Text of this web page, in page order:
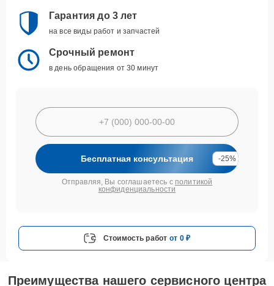
Гарантия до 3 лет
на все виды работ и запчастей
Срочный ремонт
в день обращения от 30 минут
Бесплатная консультация -25%
Отправляя, Вы соглашаетесь с политикой
конфиденциальности
Стоимость работ от 0 ₽
Преимущества нашего сервисного центра